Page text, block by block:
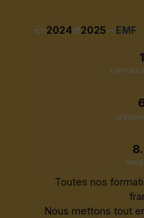
En2024et2025—EMF
Toutes nos
Nous mettons tout